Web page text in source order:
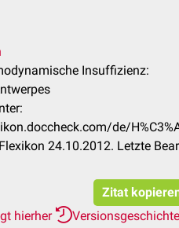
Insuffizienz:
de/
24.10.2012. Letzte
Zitat
hierher
Versionsgeschichte